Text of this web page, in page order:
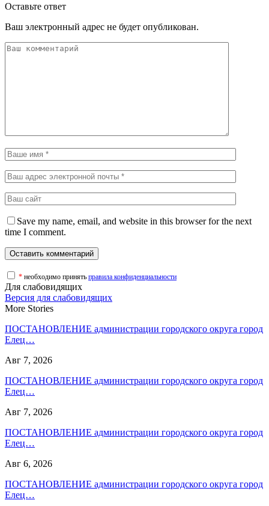
Оставьте ответ
Ваш электронный адрес не будет опубликован.
Save my name, email, and website in this browser for the next
time I comment.
* необходимо принять правила конфиденциальности
Для слабовидящих
Версия для слабовидящих
More Stories
ПОСТАНОВЛЕНИЕ администрации городского округа город
Елец…
Авг 7, 2026
ПОСТАНОВЛЕНИЕ администрации городского округа город
Елец…
Авг 7, 2026
ПОСТАНОВЛЕНИЕ администрации городского округа город
Елец…
Авг 6, 2026
ПОСТАНОВЛЕНИЕ администрации городского округа город
Елец…